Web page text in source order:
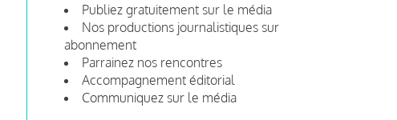
Publiez gratuitement sur le média
Nos productions journalistiques sur
abonnement
Parrainez nos rencontres
Accompagnement éditorial
Communiquez sur le média